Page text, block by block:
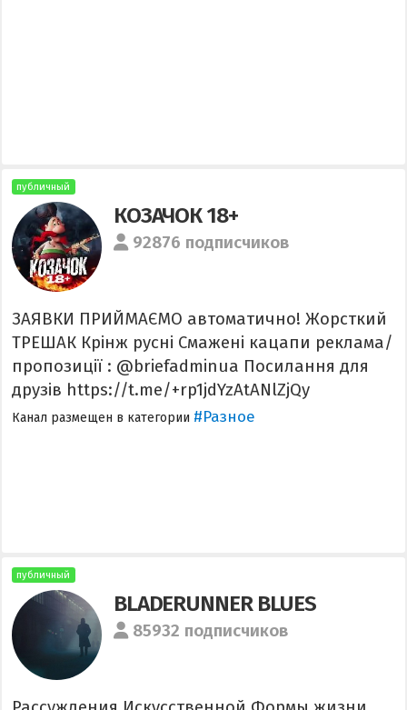
публичный
КОЗАЧОК 18+
92876 подписчиков
ЗАЯВКИ ПРИЙМАЄМО автоматично! Жорсткий
ТРЕШАК Крінж русні Смажені кацапи реклама/
пропозиції : @briefadminua Посилання для
друзів https://t.me/+rp1jdYzAtANlZjQy
Канал размещен в категории #Разное
публичный
BLADERUNNER BLUES
85932 подписчиков